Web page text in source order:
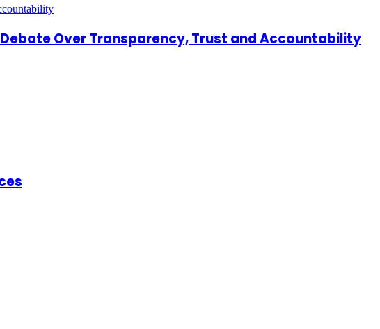
Over Transparency, Trust and Accountability